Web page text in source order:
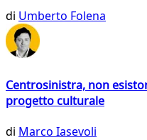
di Umberto Folena
Centrosinistra, non
progetto culturale
di Marco Iasevoli